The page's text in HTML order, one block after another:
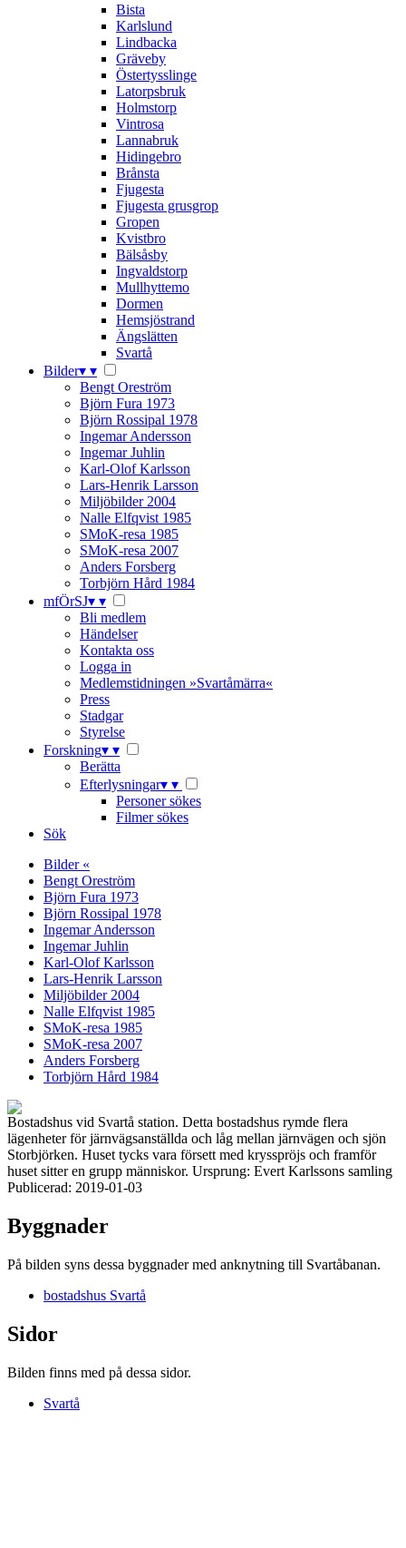
Bista
Karlslund
Lindbacka
Gräveby
Östertysslinge
Latorpsbruk
Holmstorp
Vintrosa
Lannabruk
Hidingebro
Brånsta
Fjugesta
Fjugesta grusgrop
Gropen
Kvistbro
Bälsåsby
Ingvaldstorp
Mullhyttemo
Dormen
Hemsjöstrand
Ängslätten
Svartå
Bilder▾ ▾
Bengt Oreström
Björn Fura 1973
Björn Rossipal 1978
Ingemar Andersson
Ingemar Juhlin
Karl-Olof Karlsson
Lars-Henrik Larsson
Miljöbilder 2004
Nalle Elfqvist 1985
SMoK-resa 1985
SMoK-resa 2007
Anders Forsberg
Torbjörn Hård 1984
mfÖrSJ▾ ▾
Bli medlem
Händelser
Kontakta oss
Logga in
Medlemstidningen »Svartåmärra«
Press
Stadgar
Styrelse
Forskning▾ ▾
Berätta
Efterlysningar▾ ▾
Personer sökes
Filmer sökes
Sök
Bilder «
Bengt Oreström
Björn Fura 1973
Björn Rossipal 1978
Ingemar Andersson
Ingemar Juhlin
Karl-Olof Karlsson
Lars-Henrik Larsson
Miljöbilder 2004
Nalle Elfqvist 1985
SMoK-resa 1985
SMoK-resa 2007
Anders Forsberg
Torbjörn Hård 1984
Bostadshus vid Svartå station. Detta bostadshus rymde flera
lägenheter för järnvägsanställda och låg mellan järnvägen och sjön
Storbjörken. Huset tycks vara försett med krysspröjs och framför
huset sitter en grupp människor. Ursprung: Evert Karlssons samling
Publicerad: 2019-01-03
Byggnader
På bilden syns dessa byggnader med anknytning till Svartåbanan.
bostadshus Svartå
Sidor
Bilden finns med på dessa sidor.
Svartå